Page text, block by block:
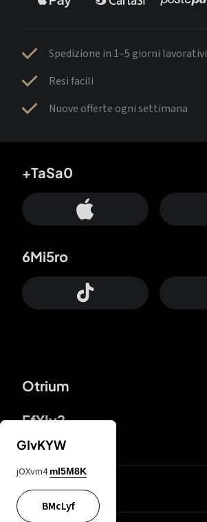
Spedizione in 1–5 giorni lavorativi
Resi facili
Nuove offerte ogni settimana
Otrium
FfYIy2
+TaSa0
6Mi5ro
Lj7sBL
GIvKYW
jOXvm4 mI5M8K
BMcLyf